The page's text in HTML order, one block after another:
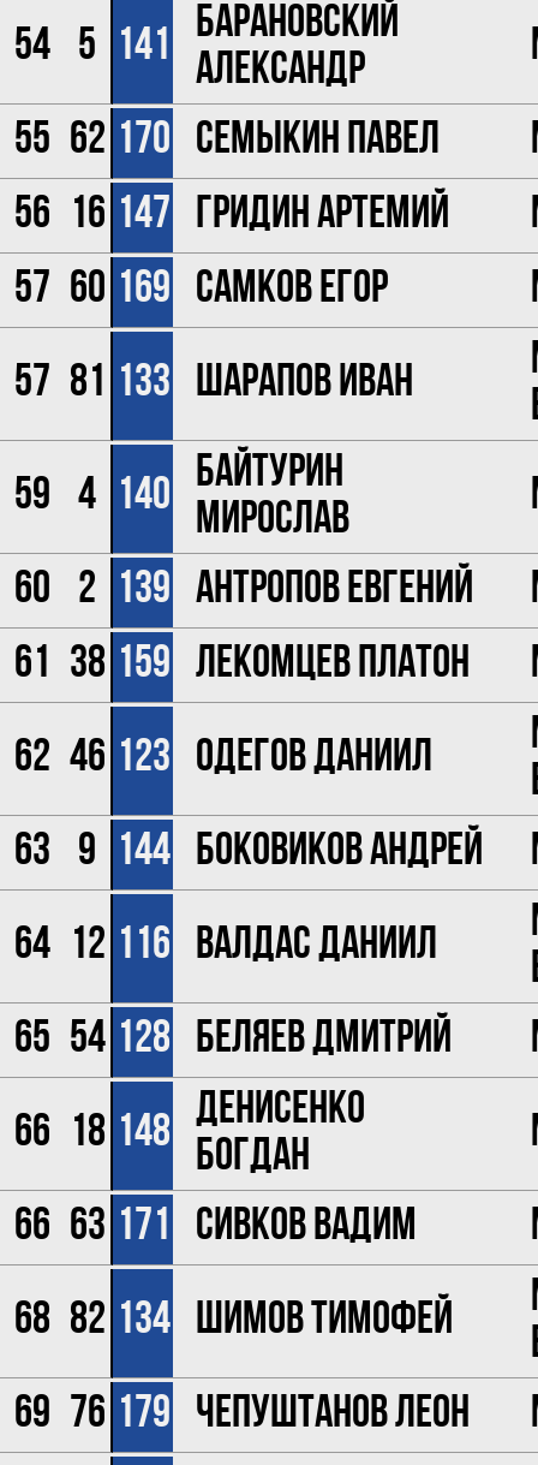
54
5 141
Барановский
Александр
55 62 170 Семыкин Павел
56 16 147 Гридин Артемий
57 60 169 Самков Егор
57 81 133 Шарапов Иван
59
4 140 Байтурин
Мирослав
60
2 139 Антропов Евгений
61 38 159 Лекомцев Платон
62 46 123 Одегов Даниил
63
9 144 Боковиков Андрей
64 12 116 Валдас Даниил
65 54 128 Беляев Дмитрий
66 18 148 Денисенко
Богдан
66 63 171 Сивков Вадим
68 82 134 Шимов Тимофей
69 76 179 Чепуштанов Леон